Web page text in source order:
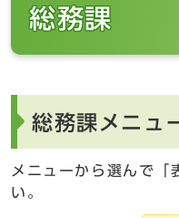
総務課
総務課メニュ
メニューから選んで「
い。